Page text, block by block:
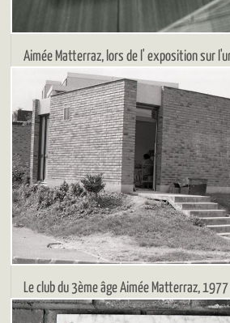
Aimée Matterraz, lors de l' exposition sur
Le club du 3ème âge Aimée Matterraz, 1977